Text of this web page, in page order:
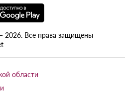
2026. Все права защищены
области